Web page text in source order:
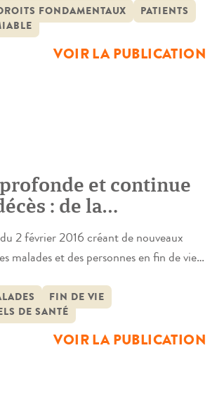
a récemment connu de fortes
et fonctionnelles. La problématique
intégrait trois dimensions :
FONDAMENTAUX
PATIENTS
VOIR LA PUBLICATION
et continue
: de la
des textes
l’interprétation des
de santé –
Étude exploratoire
2 février 2016 créant de nouveaux
malades et des personnes en fin de vie,
provoquant une altération de la
jusqu’au décès. Ce texte législatif,
loi du 22 avril […]
FIN DE VIE
DE SANTÉ
VOIR LA PUBLICATION